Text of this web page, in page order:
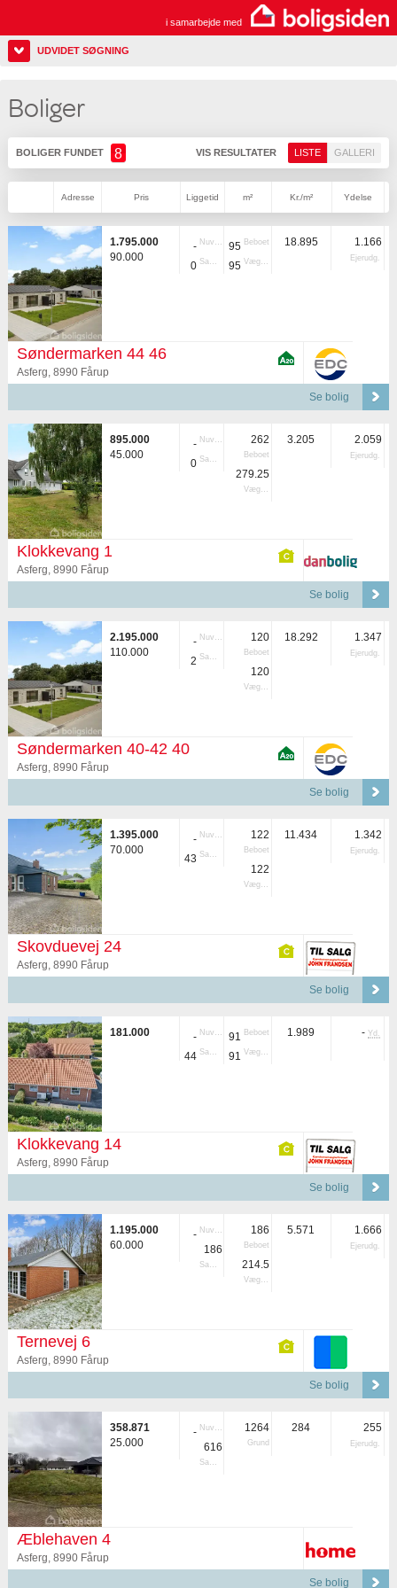
i samarbejde med
UDVIDET SØGNING
Boliger
BOLIGER FUNDET 8 VIS RESULTATER LISTE GALLERI
Adresse Pris Liggetid m² Kr./m² Ydelse
1.795.000
90.000
- Nuvær.
0 Samlet
95 Beboet
95 Vægtet
18.895 1.166
Ejerudg.
Søndermarken 44 46
Asferg, 8990 Fårup
Se bolig
895.000
45.000
- Nuvær.
0 Samlet
262
Beboet
279.25
Vægtet
3.205 2.059
Ejerudg.
Klokkevang 1
Asferg, 8990 Fårup
Se bolig
2.195.000
110.000
- Nuvær.
2 Samlet
120
Beboet
120
Vægtet
18.292 1.347
Ejerudg.
Søndermarken 40-42 40
Asferg, 8990 Fårup
Se bolig
1.395.000
70.000
- Nuvær.
43 Samlet
122
Beboet
122
Vægtet
11.434 1.342
Ejerudg.
Skovduevej 24
Asferg, 8990 Fårup
Se bolig
181.000 - Nuvær.
44 Samlet
91 Beboet
91 Vægtet
1.989 -Yd.
Klokkevang 14
Asferg, 8990 Fårup
Se bolig
1.195.000
60.000
- Nuvær.
186
Samlet
186
Beboet
214.5
Vægtet
5.571 1.666
Ejerudg.
Ternevej 6
Asferg, 8990 Fårup
Se bolig
358.871
25.000
- Nuvær.
616
Samlet
1264
Grund
284 255
Ejerudg.
Æblehaven 4
Asferg, 8990 Fårup
Se bolig